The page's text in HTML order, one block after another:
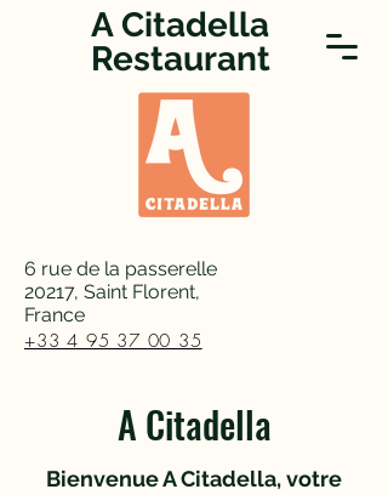
A Citadella
Restaurant
6 rue de la passerelle
20217, Saint Florent,
France
+33 4 95 37 00 35
A Citadella
Bienvenue A Citadella, votre